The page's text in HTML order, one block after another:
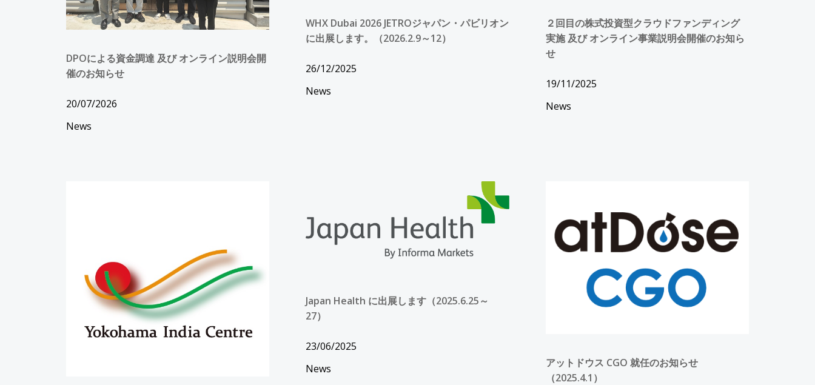
DPOによる資金調達 及び オンライン説明会開
催のお知らせ
20/07/2026
News
WHX Dubai 2026 JETROジャパン・パビリオン
に出展します。（2026.2.9～12）
26/12/2025
News
２回目の株式投資型クラウドファンディング
実施 及び オンライン事業説明会開催のお知ら
せ
19/11/2025
News
Japan Health に出展します（2025.6.25～
27）
23/06/2025
News
アットドウス CGO 就任のお知らせ
（2025.4.1）